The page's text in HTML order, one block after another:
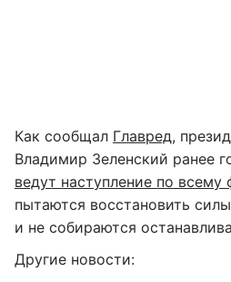
Как сообщал Главред,
Владимир Зеленский ранее
ведут наступление по всему
пытаются восстановить
и не собираются
Другие новости: